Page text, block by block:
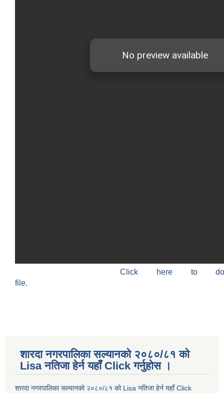
Click here to
file.
शारदा नगरपालिका सल्यानको २०८०/८१ को
Lisa नतिजा हेर्न यहाँ Click गर्नुहोस ।
शारदा नगरपालिका सल्यानको २०८०/८१ को Lisa नतिजा हेर्न यहाँ Click